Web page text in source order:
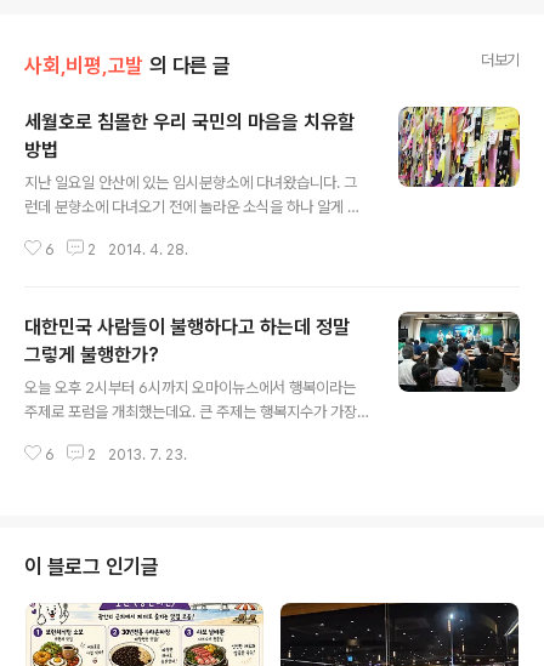
사회,비평,고발 의 다른 글 더보기
세월호로 침몰한 우리 국민의 마음을 치유할
방법
지난 일요일 안산에 있는 임시분향소에 다녀왔습니다. 그
런데 분향소에 다녀오기 전에 놀라운 소식을 하나 알게 되
다. 이번 세월호 사고 당일에 단체로 탑승하기로 예정되어
겹쳐서 중학교에서 단원고에 양보했다는 이야기였습니다.
어쩌면 구조되었다가 자살을 선택한 단원고 교감 역시 자
신이 먼저 빠져 나온 죄책감과 더불어 이번 일정 조정에 영
향권을 발휘해 더 큰 죄책감에 시달려 극단적인 선택을 한
야말로 아무런 죄없이 죽음에 이르게 된 것이죠. 결국 그 누
6 2 2014. 4. 28.
대한민국 사람들이 불행하다고 하는데 정말
그렇게 불행한가?
오늘 오후 2시부터 6시까지 오마이뉴스에서 행복이라는
주제로 포럼을 개최했는데요. 큰 주제는 행복지수가 가장
행복이었습니다. 발제자로 나선 분들의 강연내용에 대해서
다 담기도 어려운데요. 그래도 나중에 강연 중에 한 내용을
다 정리하기에 앞서 나 스스로에게 던진 질문과 의문부터
떠올려봅니다. 가장 먼저 떠오른 의문은 ‘대한민국 사람들
이 불행하다고 하는데 정말 그렇게 불행한가?’였습니다. 저
도 그렇게 대한민국 사람들은 불행하다고 생각했습니다.
6 2 2013. 7. 23.
이 블로그 인기글